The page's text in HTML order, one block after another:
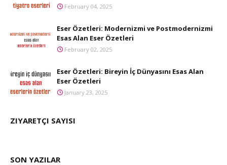
February 04, 2025
Eser Özetleri: Modernizmi ve Postmodernizmi
Esas Alan Eser Özetleri
February 02, 2025
Eser Özetleri: Bireyin İç Dünyasını Esas Alan
Eser Özetleri
January 23, 2025
ZIYARETÇI SAYISI
SON YAZILAR